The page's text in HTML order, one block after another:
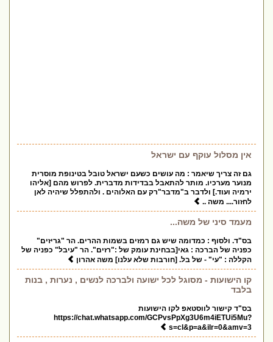
אין מסלול עוקף עם ישראל
גם זה צריך שיאמר : מה עושים כשעם ישראל טובל בטינופת מוסרית
מנוער מערכיו. מותר להתאבל בבדידות מדברית. לפרוש מהם [אליהו
ירמיה ועוד.] ולדבר ב"מדבר"רק עם האלוהים . ולהתפלל שיהיה לאן
לחזור.... משה ..
מעמד סיני של משה...
בס"ד. ולסוף : כמדומה שיש גם רמזים בשמות ההרים. הר "גריזים"
כפניה של הברכה : גאי[בבחינת עומק של :"רזים". הר "עיבל" כפניה של
הקללה : "עי" - של בל. [חורבות שלא עלנו] משה אהרון
קו הישועות - מסוגל לכל ישועה ולברכה לנשים , נערות , בנות
בלבד
בס"ד קישור לווסטאפ לקו הישועות
https://chat.whatsapp.com/GCPvsPpXg3U6m4iETUi5Mu?
s=cl&p=a&ilr=0&amv=3